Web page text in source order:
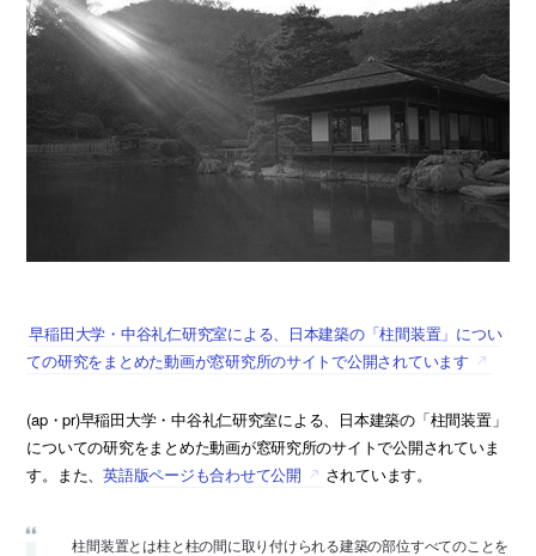
早稲田大学・中谷礼仁研究室による、日本建築の「柱間装置」につい
ての研究をまとめた動画が窓研究所のサイトで公開されています
(ap・pr)早稲田大学・中谷礼仁研究室による、日本建築の「柱間装置」
についての研究をまとめた動画が窓研究所のサイトで公開されていま
す。また、英語版ページも合わせて公開 されています。
柱間装置とは柱と柱の間に取り付けられる建築の部位すべてのことを